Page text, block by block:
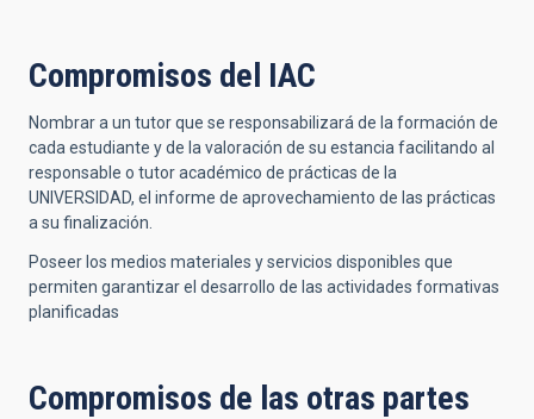
Compromisos del IAC
Nombrar a un tutor que se responsabilizará de la formación de
cada estudiante y de la valoración de su estancia facilitando al
responsable o tutor académico de prácticas de la
UNIVERSIDAD, el informe de aprovechamiento de las prácticas
a su finalización.
Poseer los medios materiales y servicios disponibles que
permiten garantizar el desarrollo de las actividades formativas
planificadas
Compromisos de las otras partes